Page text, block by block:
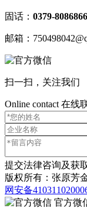
固话： 0379-
邮箱：
扫一扫，关注我们
Online contact 在线
提交法律咨询及获
版权所有：张原芳
网安备
官方微